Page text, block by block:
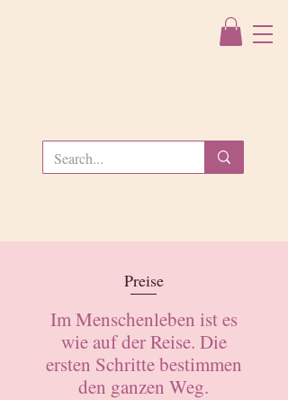
Preise
Im Menschenleben ist es
wie auf der Reise. Die
ersten Schritte bestimmen
den ganzen Weg.